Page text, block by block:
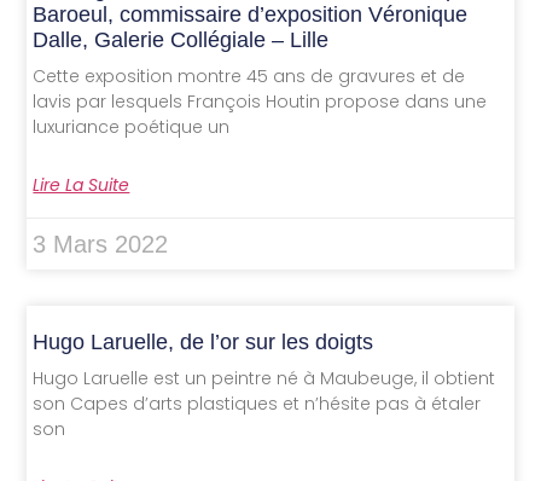
Baroeul, commissaire d’exposition Véronique
Dalle, Galerie Collégiale – Lille
Cette exposition montre 45 ans de gravures et de
lavis par lesquels François Houtin propose dans une
luxuriance poétique un
Lire La Suite
3 Mars 2022
Hugo Laruelle, de l’or sur les doigts
Hugo Laruelle est un peintre né à Maubeuge, il obtient
son Capes d’arts plastiques et n’hésite pas à étaler
son